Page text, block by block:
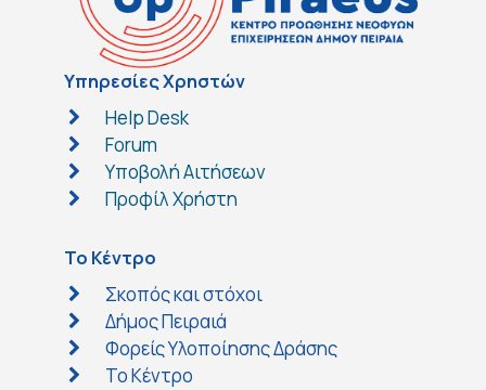
Υπηρεσίες Χρηστών
Help Desk
Forum
Υποβολή Αιτήσεων
Προφίλ Χρήστη
Το Κέντρο
Σκοπός και στόχοι
Δήμος Πειραιά
Φορείς Υλοποίησης Δράσης
Το Κέντρο